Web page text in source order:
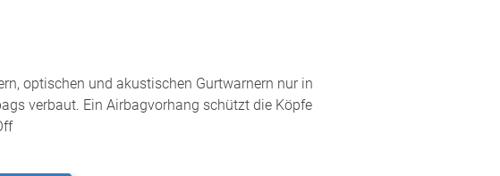
optischen und akustischen Gurtwarnern nur in
verbaut. Ein Airbagvorhang schützt die Köpfe